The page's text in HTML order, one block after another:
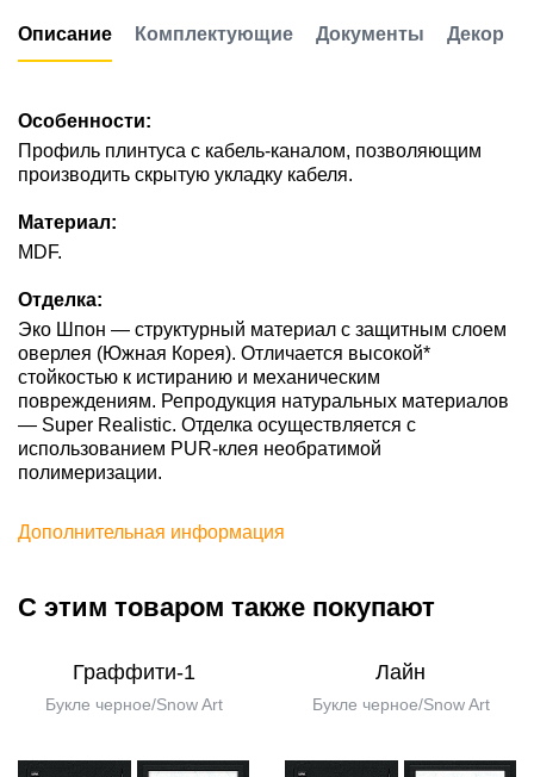
Описание Комплектующие Документы Декор
Особенности:
Профиль плинтуса с кабель-каналом, позволяющим
производить скрытую укладку кабеля.
Материал:
MDF.
Отделка:
Эко Шпон — структурный материал с защитным слоем
оверлея (Южная Корея). Отличается высокой*
стойкостью к истиранию и механическим
повреждениям. Репродукция натуральных материалов
— Super Realistic. Отделка осуществляется с
использованием PUR-клея необратимой
полимеризации.
Дополнительная информация
С этим товаром также покупают
Граффити-1
Букле черное/Snow Art
Лайн
Букле черное/Snow Art